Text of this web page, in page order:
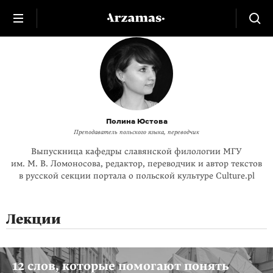
Полина Юстова
Преподаватель польского языка, переводчик
Выпускница кафедры славянской филологии МГУ
им. М. В. Ломоносова, редактор, переводчик и автор текстов
в русской секции портала о польской культуре Culture.pl
Лекции
12 слов, которые помогают понять